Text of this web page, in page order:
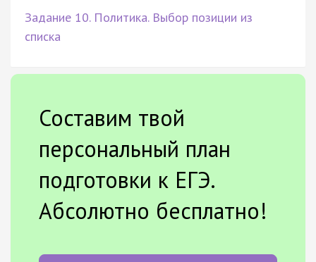
Задание 10. Политика. Выбор позиции из
списка
Составим твой
персональный план
подготовки к ЕГЭ.
Абсолютно бесплатно!